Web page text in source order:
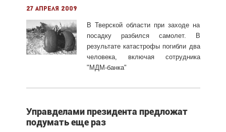
27 апреля 2009
В Тверской области при заходе на
посадку разбился самолет. В
результате катастрофы погибли два
человека, включая сотрудника
"МДМ-банка"
Управделами президента предложат
подумать еще раз